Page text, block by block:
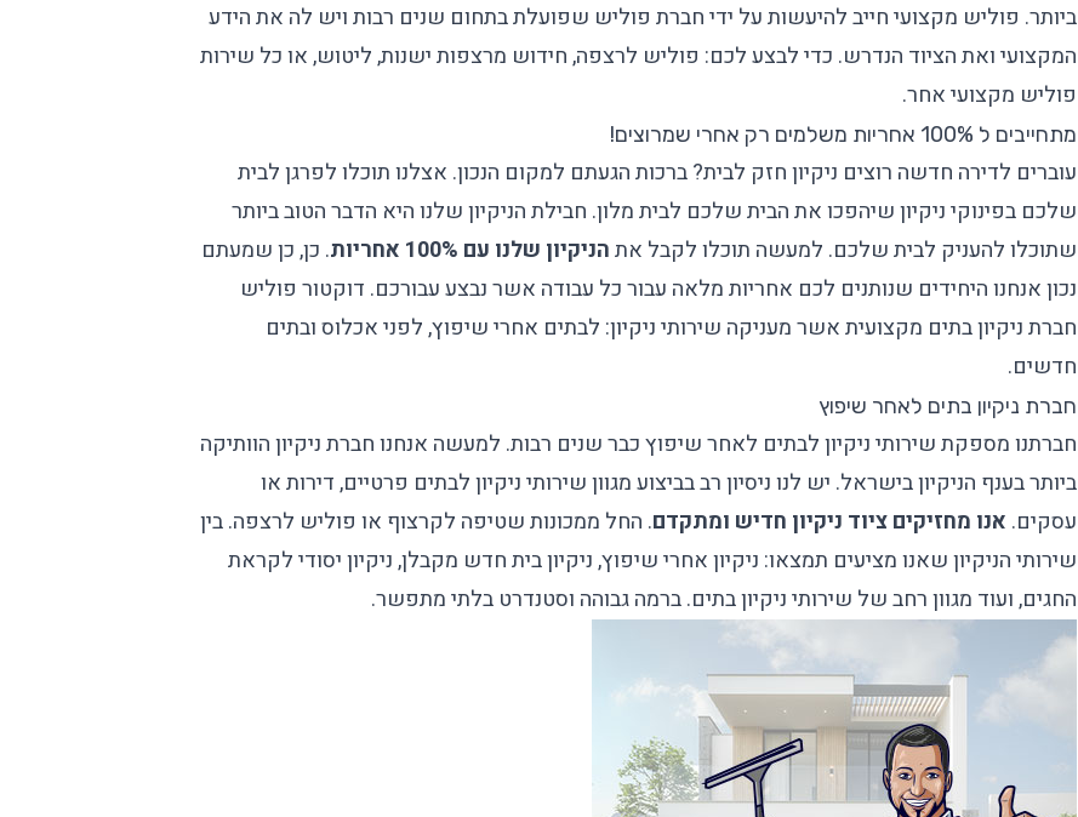
ביותר. פוליש מקצועי חייב להיעשות על ידי חברת פוליש שפועלת בתחום שנים רבות ויש לה את הידע
המקצועי ואת הציוד הנדרש. כדי לבצע לכם: פוליש לרצפה, חידוש מרצפות ישנות, ליטוש, או כל שירות
פוליש מקצועי אחר.
מתחייבים ל 100% אחריות משלמים רק אחרי שמרוצים!
עוברים לדירה חדשה רוצים ניקיון חזק לבית? ברכות הגעתם למקום הנכון. אצלנו תוכלו לפרגן לבית
שלכם בפינוקי ניקיון שיהפכו את הבית שלכם לבית מלון. חבילת הניקיון שלנו היא הדבר הטוב ביותר
שתוכלו להעניק לבית שלכם. למעשה תוכלו לקבל אתהניקיון שלנו עם 100% אחריות
. כן, כן שמעתם
נכון אנחנו היחידים שנותנים לכם אחריות מלאה עבור כל עבודה אשר נבצע עבורכם. דוקטור פוליש
חברת ניקיון בתים מקצועית אשר מעניקה שירותי ניקיון: לבתים אחרי שיפוץ, לפני אכלוס ובתים
חדשים.
חברת ניקיון בתים לאחר שיפוץ
חברתנו מספקתשירותי ניקיוןלבתים לאחר שיפוץ כבר שנים רבות. למעשה אנחנוחברת ניקיוןהוותיקה
ביותר בענף הניקיון בישראל. יש לנו ניסיון רב בביצוע מגוון שירותי ניקיון לבתים פרטיים, דירות או
עסקים. אנו מחזיקים ציוד ניקיון חדיש ומתקדם. החל ממכונות שטיפה לקרצוף או פוליש לרצפה. בין
שירותי הניקיון שאנו מציעים תמצאו: ניקיון אחרי שיפוץ, ניקיון בית חדש מקבלן, ניקיון יסודי לקראת
החגים, ועוד מגוון רחב של שירותי ניקיון בתים. ברמה גבוהה וסטנדרט בלתי מתפשר.